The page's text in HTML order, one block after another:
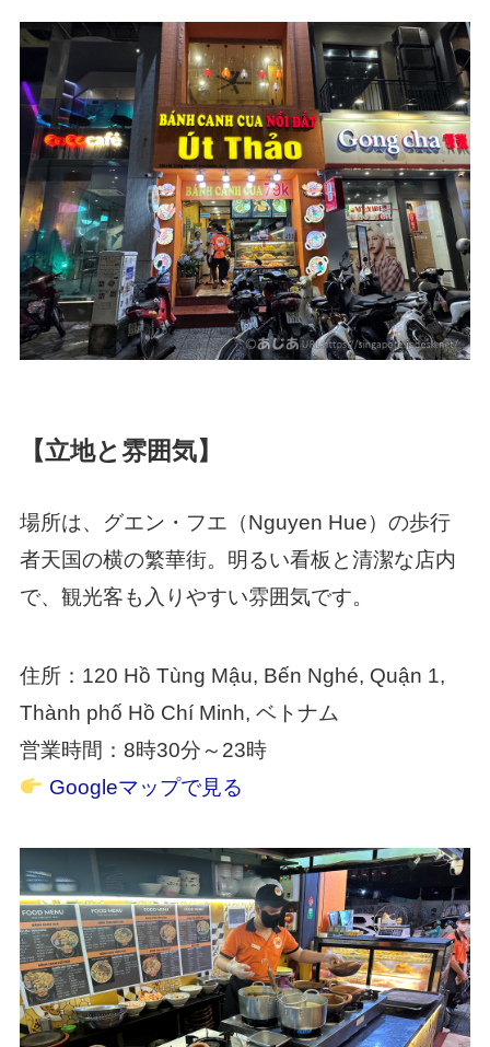
【立地と雰囲気】
場所は、グエン・フエ（Nguyen Hue）の歩行
者天国の横の繁華街。明るい看板と清潔な店内
で、観光客も入りやすい雰囲気です。
住所：120 Hồ Tùng Mậu, Bến Nghé, Quận 1,
Thành phố Hồ Chí Minh, ベトナム
営業時間：8時30分～23時
Googleマップで見る